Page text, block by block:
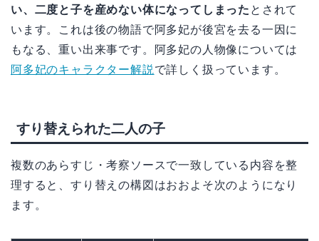
い、二度と子を産めない体になってしまった とされて
います。これは後の物語で阿多妃が後宮を去る一因に
もなる、重い出来事です。阿多妃の人物像については
阿多妃のキャラクター解説 で詳しく扱っています。
すり替えられた二人の子
複数のあらすじ・考察ソースで一致している内容を整
理すると、すり替えの構図はおおよそ次のようになり
ます。